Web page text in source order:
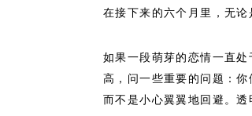
在接下来的六个月里，无
如果一段萌芽的恋情一直
高，问一些重要的问题：
而不是小心翼翼地回避。透